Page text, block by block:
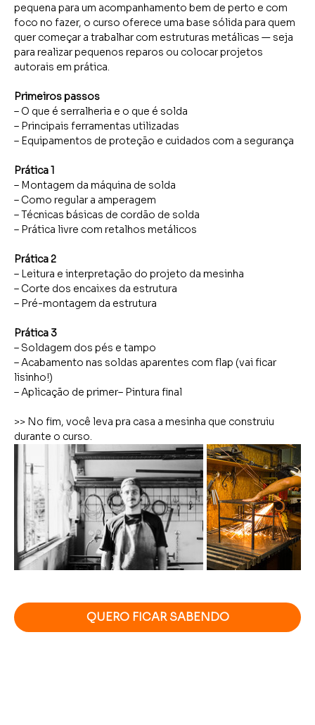
pequena para um acompanhamento bem de perto e com
foco no fazer, o curso oferece uma base sólida para quem
quer começar a trabalhar com estruturas metálicas — seja
para realizar pequenos reparos ou colocar projetos
autorais em prática.
Primeiros passos
– O que é serralheria e o que é solda
– Principais ferramentas utilizadas
– Equipamentos de proteção e cuidados com a segurança
Prática 1
– Montagem da máquina de solda
– Como regular a amperagem
– Técnicas básicas de cordão de solda
– Prática livre com retalhos metálicos
Prática 2
– Leitura e interpretação do projeto da mesinha
– Corte dos encaixes da estrutura
– Pré-montagem da estrutura
Prática 3
– Soldagem dos pés e tampo
– Acabamento nas soldas aparentes com flap (vai ficar
lisinho!)
– Aplicação de primer– Pintura final
>> No fim, você leva pra casa a mesinha que construiu
durante o curso.
QUERO FICAR SABENDO